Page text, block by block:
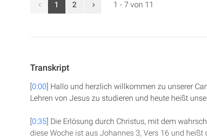
1 2 1 - 7 von 11
Transkript
[0:00] Hallo und herzlich willkommen zu unserer
Lehren von Jesus zu studieren und heute heißt
[0:35] Die Erlösung durch Christus, mit dem
diese Woche ist aus Johannes 3, Vers 16 und heißt